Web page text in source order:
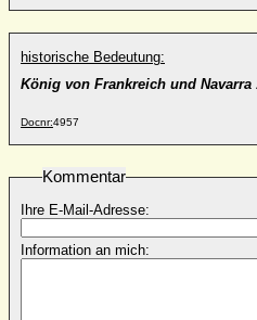
historische Bedeutung:
König von Frankreich und Navarra
Docnr:4957
Kommentar
Ihre E-Mail-Adresse:
Information an mich: